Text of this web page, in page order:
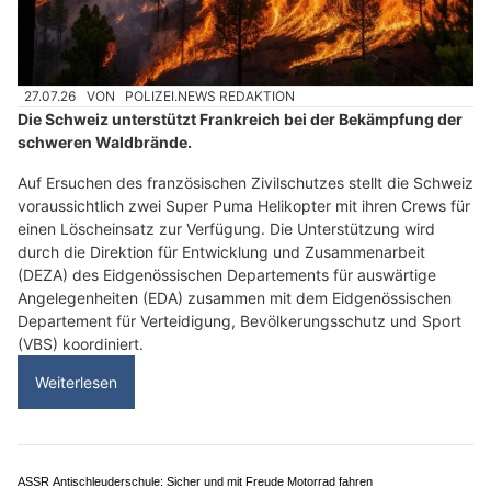
27.07.26 VON POLIZEI.NEWS REDAKTION
Die Schweiz unterstützt Frankreich bei der Bekämpfung der
schweren Waldbrände.
Auf Ersuchen des französischen Zivilschutzes stellt die Schweiz
voraussichtlich zwei Super Puma Helikopter mit ihren Crews für
einen Löscheinsatz zur Verfügung. Die Unterstützung wird
durch die Direktion für Entwicklung und Zusammenarbeit
(DEZA) des Eidgenössischen Departements für auswärtige
Angelegenheiten (EDA) zusammen mit dem Eidgenössischen
Departement für Verteidigung, Bevölkerungsschutz und Sport
(VBS) koordiniert.
Weiterlesen